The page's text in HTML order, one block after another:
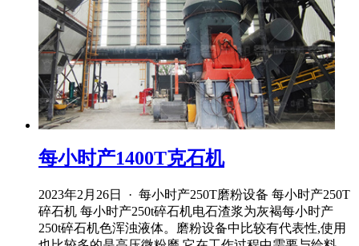
每小时产1400T克石机
2023年2月26日 · 每小时产250T磨粉设备 每小时产250T
碎石机 每小时产250t碎石机电石渣浆为灰褐每小时产
250t碎石机色浑浊液体。磨粉设备中比较有代表性,使用